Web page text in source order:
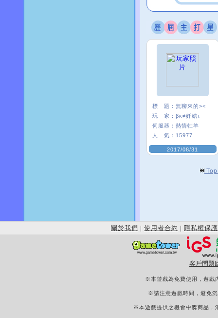
標 題： 無聊來的><
玩 家： βκ≠奷娮τ
伺服器： 熱情牡羊
人 氣： 15977
2017/08/31
關於我們 | 使用者合約 | 隱私權保護
客戶問題
※本遊戲為免費使用，遊戲
※請注意遊戲時間，避免
※本遊戲提供之機會中獎商品，